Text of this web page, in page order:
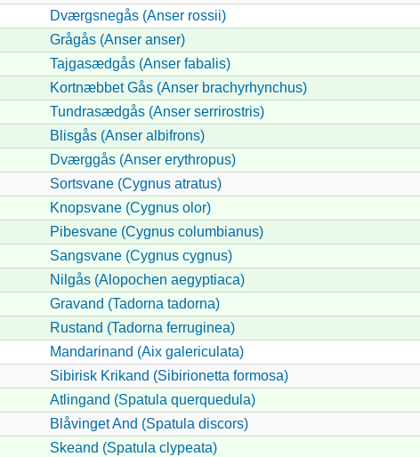
Dværgsnegås (Anser rossii)
Grågås (Anser anser)
Tajgasædgås (Anser fabalis)
Kortnæbbet Gås (Anser brachyrhynchus)
Tundrasædgås (Anser serrirostris)
Blisgås (Anser albifrons)
Dværggås (Anser erythropus)
Sortsvane (Cygnus atratus)
Knopsvane (Cygnus olor)
Pibesvane (Cygnus columbianus)
Sangsvane (Cygnus cygnus)
Nilgås (Alopochen aegyptiaca)
Gravand (Tadorna tadorna)
Rustand (Tadorna ferruginea)
Mandarinand (Aix galericulata)
Sibirisk Krikand (Sibirionetta formosa)
Atlingand (Spatula querquedula)
Blåvinget And (Spatula discors)
Skeand (Spatula clypeata)